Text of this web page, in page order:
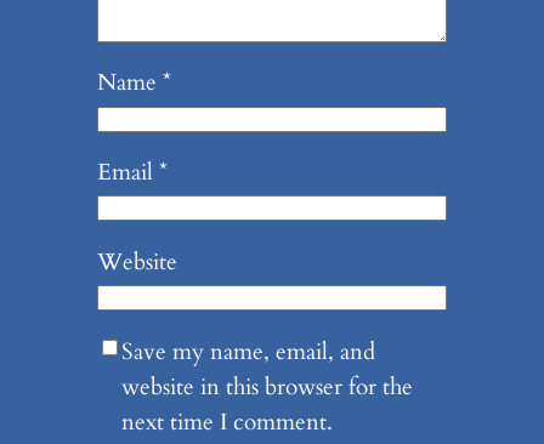
Name *
Email*
Website
Save my name, email, and
website in this browser for the
next time I comment.